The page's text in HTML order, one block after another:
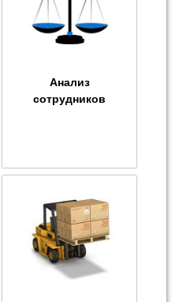
Анализ
сотрудников